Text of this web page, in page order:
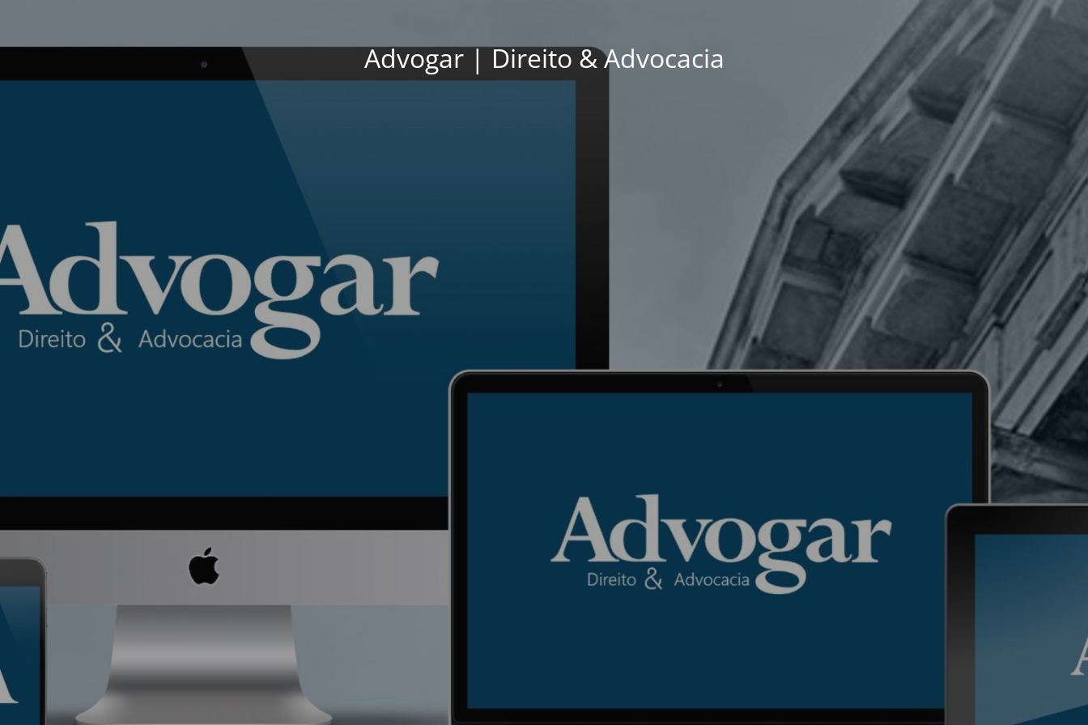
Advogar | Direito & Advocacia